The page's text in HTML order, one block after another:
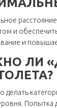
и
и
ЛИ
делать